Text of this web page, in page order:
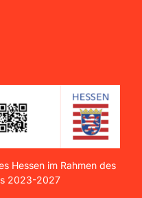
Hessen im Rahmen des
2023-2027